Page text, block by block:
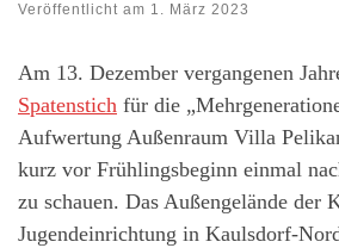
Veröffentlicht am 1. März 2023
Am 13. Dezember vergangenen
Spatenstich für die
Aufwertung Außenraum Villa
kurz vor Frühlingsbeginn einmal
zu schauen. Das Außengelände der
Jugendeinrichtung in Kaulsdorf-